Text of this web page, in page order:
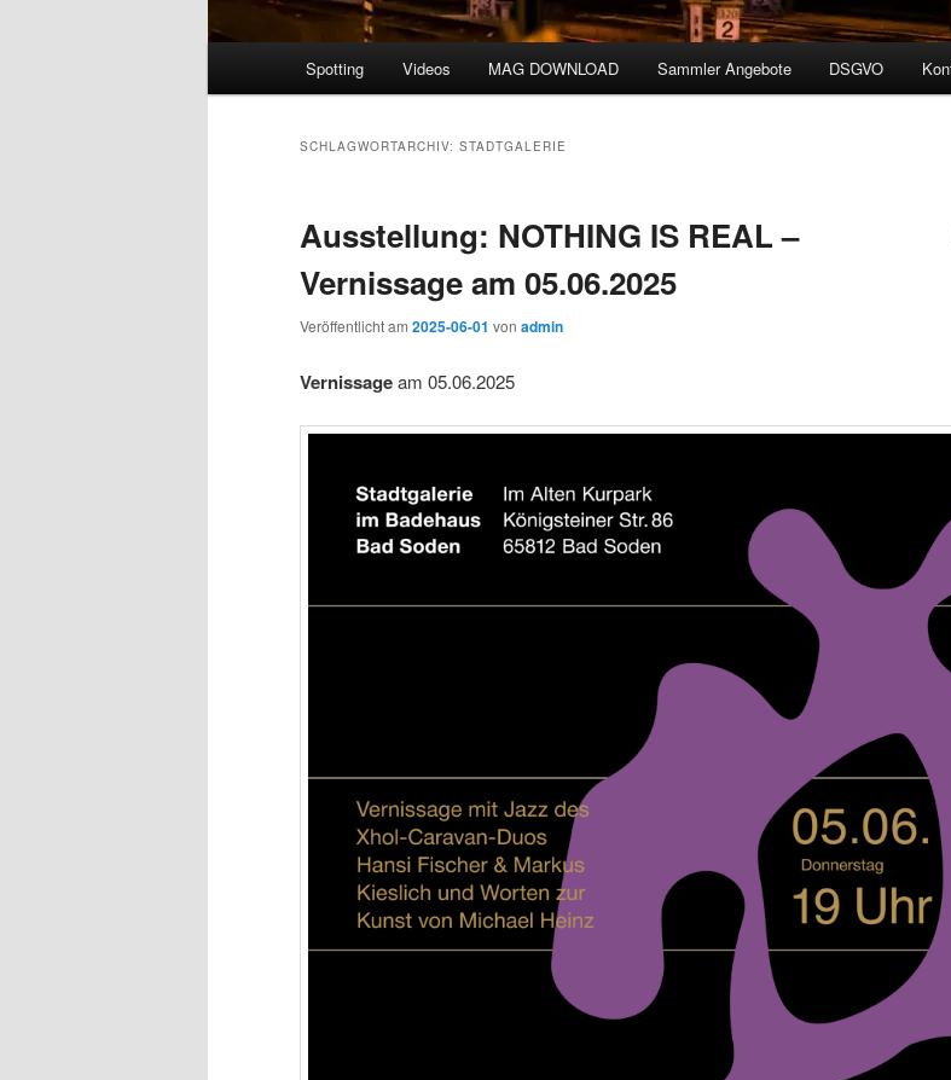
Spotting Videos MAG DOWNLOAD Sammler Angebote DSGVO
SCHLAGWORTARCHIV: STADTGALERIE
Ausstellung: NOTHING IS REAL –
Vernissage am 05.06.2025
Veröffentlicht am 2025-06-01 von admin
Vernissageam 05.06.2025